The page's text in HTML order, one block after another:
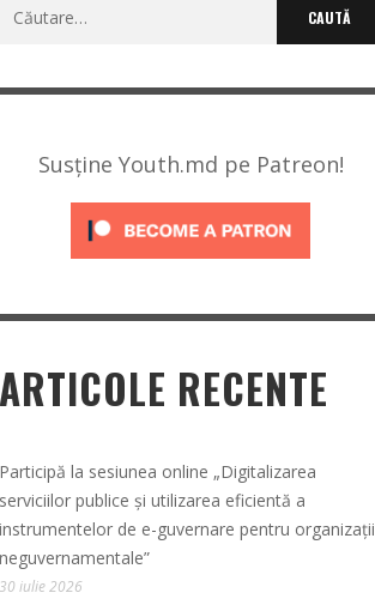
Caută
Susține Youth.md pe Patreon!
ARTICOLE RECENTE
Participă la sesiunea online „Digitalizarea
serviciilor publice și utilizarea eficientă a
instrumentelor de e-guvernare pentru organizații
neguvernamentale”
30 iulie 2026